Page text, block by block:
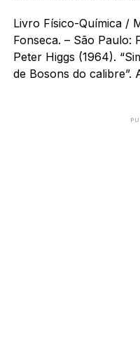
Livro Físico-Química /
Fonseca. – São Paulo:
Peter Higgs (1964).
de Bosons do calibre”.